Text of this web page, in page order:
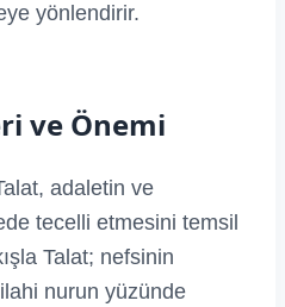
yönlendirir.
ve Önemi
adaletin ve
tecelli etmesini temsil
Talat; nefsinin
ilahi nurun yüzünde